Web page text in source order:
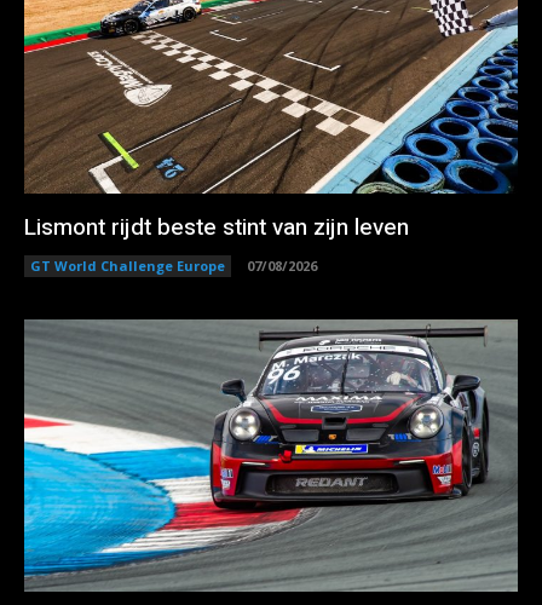
Lismont rijdt beste stint van zijn leven
GT World Challenge Europe 07/08/2026